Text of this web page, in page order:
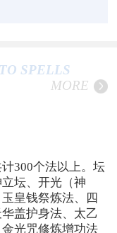
SPELLS
MORE
300个法以上。坛
坛、开光（神
皇钱祭炼法、四
盖护身法、太乙
光咒修炼增功法